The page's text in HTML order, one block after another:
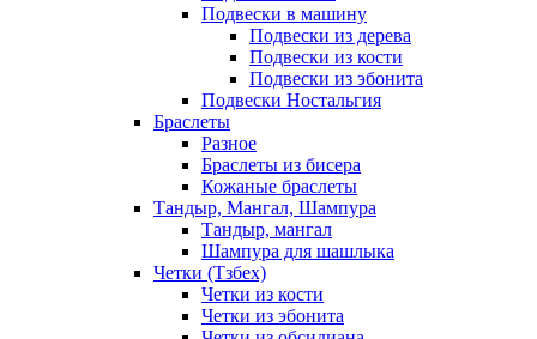
Подвески в машину
Подвески из дерева
Подвески из кости
Подвески из эбонита
Подвески Ностальгия
Браслеты
Разное
Браслеты из бисера
Кожаные браслеты
Тандыр, Мангал, Шампура
Тандыр, мангал
Шампура для шашлыка
Четки (Тзбех)
Четки из кости
Четки из эбонита